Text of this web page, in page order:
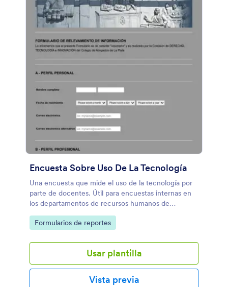
Encuesta Sobre Uso De La Tecnología
Una encuesta que mide el uso de la tecnología por
parte de docentes. Útil para encuestas internas en
los departamentos de recursos humanos de
universidades y colegios, para saber si se necesita
impartir capacitación a profesores en áreas
electrónico.
Go to Category:
Formularios de reportes
Usar plantilla
Vista previa